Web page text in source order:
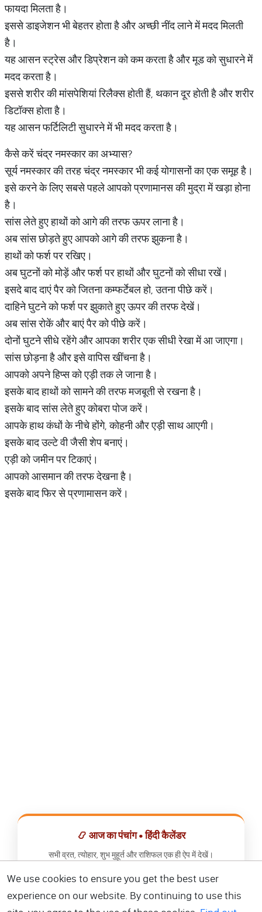
फायदा मिलता है।
इससे डाइजेशन भी बेहतर होता है और अच्छी नींद लाने में मदद मिलती
है।
यह आसन स्ट्रेस और डिप्रेशन को कम करता है और मूड को सुधारने में
मदद करता है।
इससे शरीर की मांसपेशियां रिलैक्स होती हैं, थकान दूर होती है और शरीर
डिटॉक्स होता है।
यह आसन फर्टिलिटी सुधारने में भी मदद करता है।
कैसे करें चंद्र नमस्कार का अभ्यास?
सूर्य नमस्कार की तरह चंद्र नमस्कार भी कई योगासनों का एक समूह है।
इसे करने के लिए सबसे पहले आपको प्रणामानस की मुद्रा में खड़ा होना
है।
सांस लेते हुए हाथों को आगे की तरफ ऊपर लाना है।
अब सांस छोड़ते हुए आपको आगे की तरफ झुकना है।
हाथों को फर्श पर रखिए।
अब घुटनों को मोड़ें और फर्श पर हाथों और घुटनों को सीधा रखें।
इसदे बाद दाएं पैर को जितना कम्फर्टेबल हो, उतना पीछे करें।
दाहिने घुटने को फर्श पर झुकाते हुए ऊपर की तरफ देखें।
अब सांस रोकें और बाएं पैर को पीछे करें।
दोनों घुटने सीधे रहेंगे और आपका शरीर एक सीधी रेखा में आ जाएगा।
सांस छोड़ना है और इसे वापिस खींचना है।
आपको अपने हिप्स को एड़ी तक ले जाना है।
इसके बाद हाथों को सामने की तरफ मजबूती से रखना है।
इसके बाद सांस लेते हुए कोबरा पोज करें।
आपके हाथ कंधों के नीचे होंगे, कोहनी और एड़ी साथ आएगी।
इसके बाद उल्टे वी जैसी शेप बनाएं।
एड़ी को जमीन पर टिकाएं।
आपको आसमान की तरफ देखना है।
इसके बाद फिर से प्रणामासन करें।
📿 आज का पंचांग • हिंदी कैलेंडर
सभी व्रत, त्योहार, शुभ मुहूर्त और राशिफल एक ही ऐप में देखें।
📅 हिंदी कैलेंडर ऐप डाउनलोड करें
We use cookies to ensure you get the best user
experience on our website. By continuing to use this